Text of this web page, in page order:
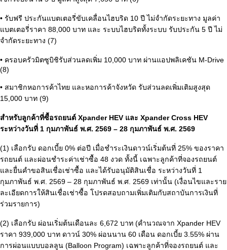
• รับฟรี ประกันแบตเตอรี่ขับเคลื่อนไฮบริด 10 ปี ไม่จำกัดระยะทาง มูลค่า
แบตเตอรี่ราคา 88,000 บาท และ ระบบไฮบริดทั้งระบบ รับประกัน 5 ปี ไม่
จำกัดระยะทาง (7)
• ครอบครัวมิตซูบิชิรับส่วนลดเพิ่ม 10,000 บาท ผ่านแอปพลิเคชัน M-Drive
(8)
• สมาชิกหอการค้าไทย และหอการค้าจังหวัด รับส่วนลดเพิ่มเติมสูงสุด
15,000 บาท (9)
สำหรับลูกค้าที่ซื้อรถยนต์ Xpander HEV และ Xpander Cross HEV
ระหว่างวันที่ 1 กุมภาพันธ์ พ.ศ. 2569 – 28 กุมภาพันธ์ พ.ศ. 2569
(1) เลือกรับ ดอกเบี้ย 0% ต่อปี เมื่อชำระเงินดาวน์เริ่มต้นที่ 25% ของราคา
รถยนต์ และผ่อนชำระค่าเช่าซื้อ 48 งวด ทั้งนี้ เฉพาะลูกค้าที่จองรถยนต์
และยื่นคำขอสินเชื่อเช่าซื้อ และได้รับอนุมัติสินเชื่อ ระหว่างวันที่ 1
กุมภาพันธ์ พ.ศ. 2569 – 28 กุมภาพันธ์ พ.ศ. 2569 เท่านั้น (เงื่อนไขและราย
ละเอียดการให้สินเชื่อเช่าซื้อ โปรดสอบถามเพิ่มเติมกับสถาบันการเงินที่
ร่วมรายการ)
(2) เลือกรับ ผ่อนเริ่มต้นเดือนละ 6,672 บาท (คำนวณจาก Xpander HEV
ราคา 939,000 บาท ดาวน์ 30% ผ่อนนาน 60 เดือน ดอกเบี้ย 3.55% ผ่าน
การผ่อนแบบบอลลูน (Balloon Program) เฉพาะลูกค้าที่จองรถยนต์ และ